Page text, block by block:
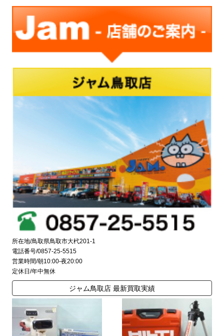
所在地/鳥取県鳥取市大杙201-1
電話番号/0857-25-5515
営業時間/朝10:00-夜20:00
定休日/年中無休
ジャム鳥取店 最新買取実績